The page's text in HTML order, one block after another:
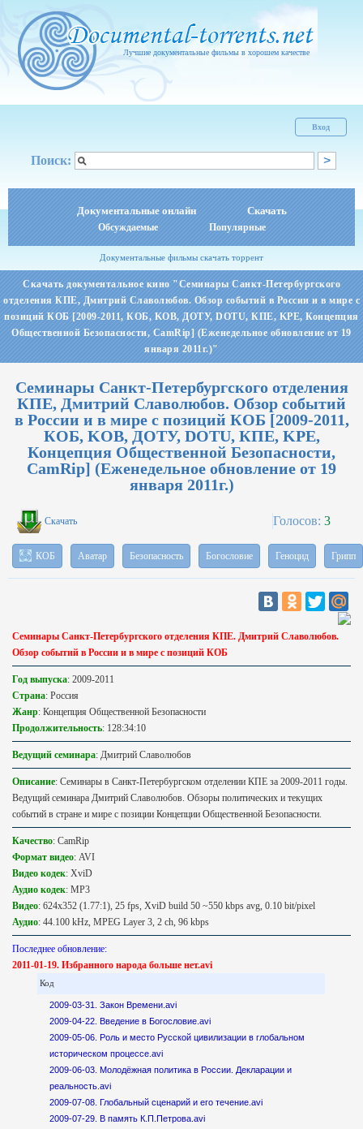
Лучшие документальные фильмы в хорошем качестве
Вход
Поиск:
Документальные онлайн Скачать
Обсуждаемые Популярные
Документальные фильмы скачать торрент
Скачать документальное кино "Семинары Санкт-Петербургского
отделения КПЕ, Дмитрий Славолюбов. Обзор событий в России и в мире с
позиций КОБ [2009-2011, КОБ, KOB, ДОТУ, DOTU, КПЕ, KPE, Концепция
Общественной Безопасности, CamRip] (Еженедельное обновление от 19
января 2011г.)"
Семинары Санкт-Петербургского отделения
КПЕ, Дмитрий Славолюбов. Обзор событий
в России и в мире с позиций КОБ [2009-2011,
КОБ, KOB, ДОТУ, DOTU, КПЕ, KPE,
Концепция Общественной Безопасности,
CamRip] (Еженедельное обновление от 19
января 2011г.)
Скачать Голосов: 3
КОБ Аватар Безопасность Богословие Геноцид Грипп
Семинары Санкт-Петербургского отделения КПЕ. Дмитрий Славолюбов.
Обзор событий в России и в мире с позиций КОБ
Год выпуска: 2009-2011
Страна: Россия
Жанр: Концепция Общественной Безопасности
Продолжительность: 128:34:10
Ведущий семинара: Дмитрий Славолюбов
Описание: Семинары в Санкт-Петербургском отделении КПЕ за 2009-2011 годы.
Ведущий семинара Дмитрий Славолюбов. Обзоры политических и текущих
событий в стране и мире с позиции Концепции Общественной Безопасности.
Качество: CamRip
Формат видео: AVI
Видео кодек: XviD
Аудио кодек: MP3
Видео: 624x352 (1.77:1), 25 fps, XviD build 50 ~550 kbps avg, 0.10 bit/pixel
Аудио: 44.100 kHz, MPEG Layer 3, 2 ch, 96 kbps
Последнее обновление:
2011-01-19. Избранного народа больше нет.avi
Код
2009-03-31. Закон Времени.avi
2009-04-22. Введение в Богословие.avi
2009-05-06. Роль и место Русской цивилизации в глобальном
историческом процессе.avi
2009-06-03. Молодёжная политика в России. Декларации и
реальность.avi
2009-07-08. Глобальный сценарий и его течение.avi
2009-07-29. В память К.П.Петрова.avi